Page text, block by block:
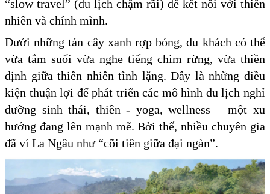
“slow travel” (du lịch chậm rãi) để kết nối với thiên
nhiên và chính mình.
Dưới những tán cây xanh rợp bóng, du khách có thể
vừa tắm suối vừa nghe tiếng chim rừng, vừa thiền
định giữa thiên nhiên tĩnh lặng. Đây là những điều
kiện thuận lợi để phát triển các mô hình du lịch nghỉ
dưỡng sinh thái, thiền - yoga, wellness – một xu
hướng đang lên mạnh mẽ. Bởi thế, nhiều chuyên gia
đã ví La Ngâu như “cõi tiên giữa đại ngàn”.